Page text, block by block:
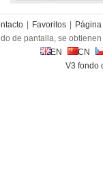
Favoritos
de pantalla, se
EN
CN
V3 fondo